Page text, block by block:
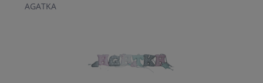
AGATKA